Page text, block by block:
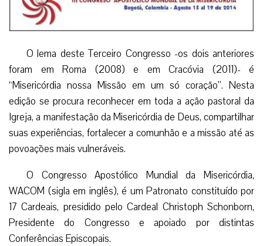
O lema deste Terceiro Congresso -os dois anteriores
foram em Roma (2008) e em Cracóvia (2011)- é
“Misericórdia nossa Missão em um só coração”. Nesta
edição se procura reconhecer em toda a ação pastoral da
Igreja, a manifestação da Misericórdia de Deus, compartilhar
suas experiências, fortalecer a comunhão e a missão até as
povoações mais vulneráveis.
O Congresso Apostólico Mundial da Misericórdia,
WACOM (sigla em inglês), é um Patronato constituído por
17 Cardeais, presidido pelo Cardeal Christoph Schonborn,
Presidente do Congresso e apoiado por distintas
Conferências Episcopais.